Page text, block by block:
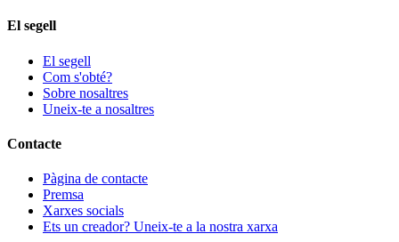
El segell
El segell
Com s'obté?
Sobre nosaltres
Uneix-te a nosaltres
Contacte
Pàgina de contacte
Premsa
Xarxes socials
Ets un creador? Uneix-te a la nostra xarxa